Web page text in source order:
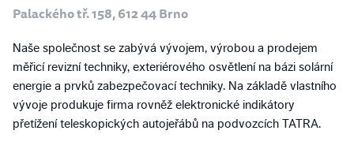
Palackého tř. 158, 612 44 Brno
Naše společnost se zabývá vývojem, výrobou a prodejem
měřicí revizní techniky, exteriérového osvětlení na bázi solární
energie a prvků zabezpečovací techniky. Na základě vlastního
vývoje produkuje firma rovněž elektronické indikátory
přetížení teleskopických autojeřábů na podvozcích TATRA.